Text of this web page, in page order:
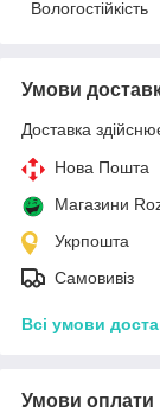
Вологостійкість
Умови
Доставка
Нова Пошта
Магазини
Укрпошта
Самовивіз
Всі умови
Умови оплати